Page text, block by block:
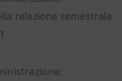
relazione semestrale